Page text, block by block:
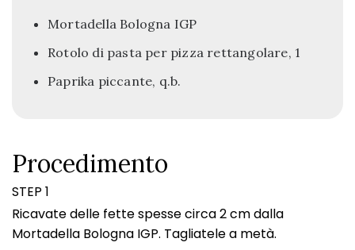
Mortadella Bologna IGP
Rotolo di pasta per pizza rettangolare, 1
Paprika piccante, q.b.
Procedimento
STEP 1
Ricavate delle fette spesse circa 2 cm dalla
Mortadella Bologna IGP. Tagliatele a metà.